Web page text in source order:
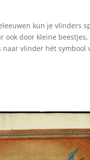
kun je vlinders
ook door kleine
naar vlinder hét